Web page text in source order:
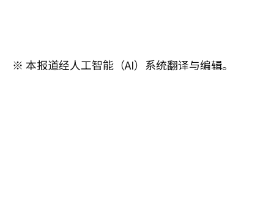
※ 本报道经人工智能（AI）系统翻译与编辑。